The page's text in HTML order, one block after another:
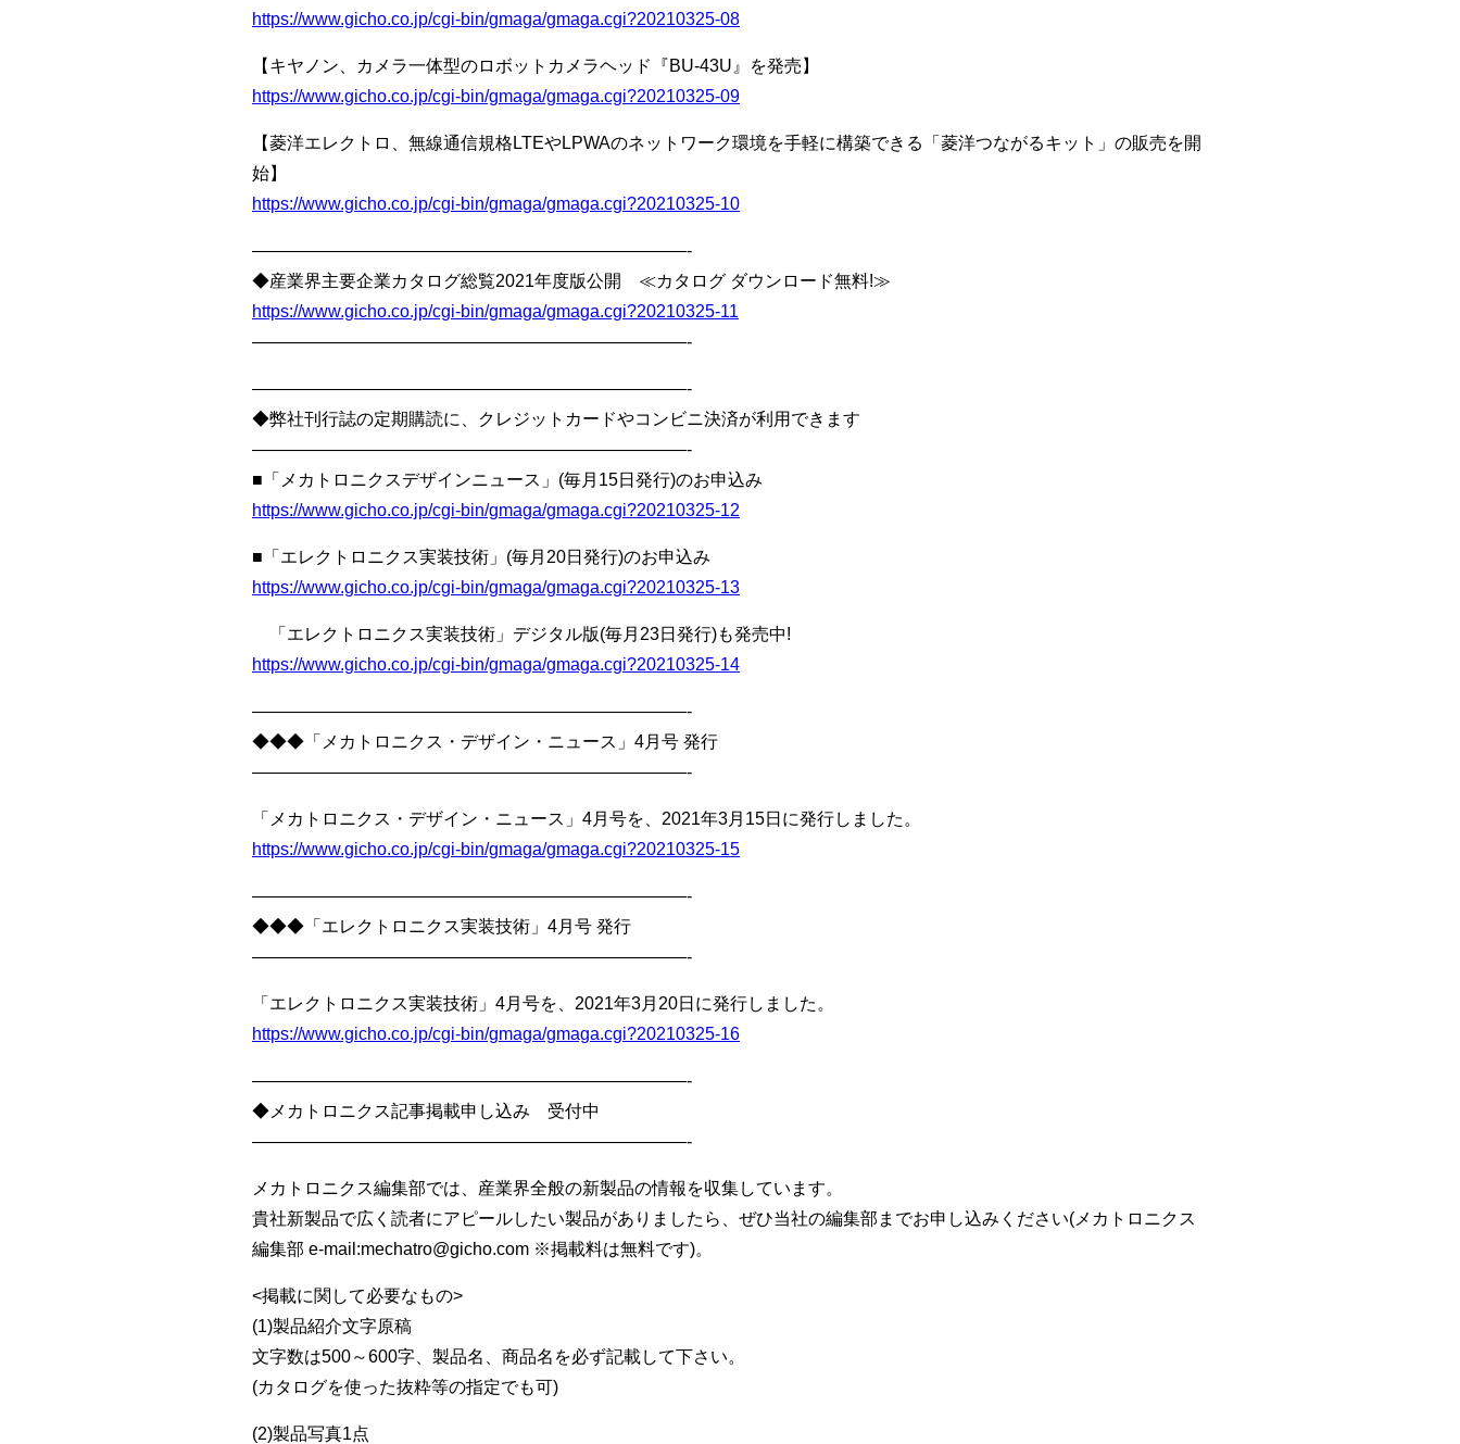
https://www.gicho.co.jp/cgi-bin/gmaga/gmaga.cgi?20210325-08
【キヤノン、カメラ一体型のロボットカメラヘッド『BU-43U』を発売】
https://www.gicho.co.jp/cgi-bin/gmaga/gmaga.cgi?20210325-09
【菱洋エレクトロ、無線通信規格LTEやLPWAのネットワーク環境を手軽に構築できる「菱洋つながるキット」の販売を開
始】
https://www.gicho.co.jp/cgi-bin/gmaga/gmaga.cgi?20210325-10
—————————————————————————-
◆産業界主要企業カタログ総覧2021年度版公開 ≪カタログ ダウンロード無料!≫
https://www.gicho.co.jp/cgi-bin/gmaga/gmaga.cgi?20210325-11
—————————————————————————-
—————————————————————————-
◆弊社刊行誌の定期購読に、クレジットカードやコンビニ決済が利用できます
—————————————————————————-
■「メカトロニクスデザインニュース」(毎月15日発行)のお申込み
https://www.gicho.co.jp/cgi-bin/gmaga/gmaga.cgi?20210325-12
■「エレクトロニクス実装技術」(毎月20日発行)のお申込み
https://www.gicho.co.jp/cgi-bin/gmaga/gmaga.cgi?20210325-13
「エレクトロニクス実装技術」デジタル版(毎月23日発行)も発売中!
https://www.gicho.co.jp/cgi-bin/gmaga/gmaga.cgi?20210325-14
—————————————————————————-
◆◆◆「メカトロニクス・デザイン・ニュース」4月号 発行
—————————————————————————-
「メカトロニクス・デザイン・ニュース」4月号を、2021年3月15日に発行しました。
https://www.gicho.co.jp/cgi-bin/gmaga/gmaga.cgi?20210325-15
—————————————————————————-
◆◆◆「エレクトロニクス実装技術」4月号 発行
—————————————————————————-
「エレクトロニクス実装技術」4月号を、2021年3月20日に発行しました。
https://www.gicho.co.jp/cgi-bin/gmaga/gmaga.cgi?20210325-16
—————————————————————————-
◆メカトロニクス記事掲載申し込み 受付中
—————————————————————————-
メカトロニクス編集部では、産業界全般の新製品の情報を収集しています。
貴社新製品で広く読者にアピールしたい製品がありましたら、ぜひ当社の編集部までお申し込みください(メカトロニクス
編集部 e-mail:mechatro@gicho.com ※掲載料は無料です)。
<掲載に関して必要なもの>
(1)製品紹介文字原稿
文字数は500～600字、製品名、商品名を必ず記載して下さい。
(カタログを使った抜粋等の指定でも可)
(2)製品写真1点